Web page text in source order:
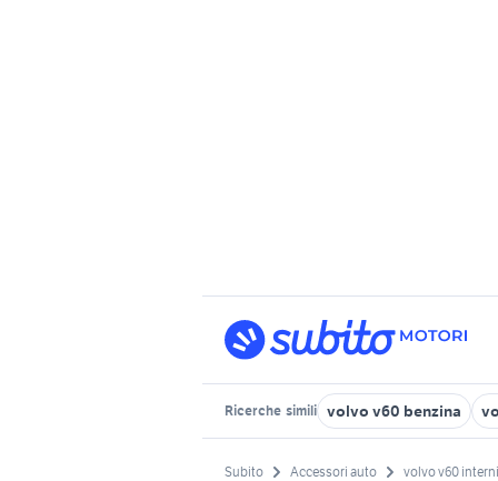
Ricerche simili volvo v60 benzina
Subito Accessori auto volvo v60 interni